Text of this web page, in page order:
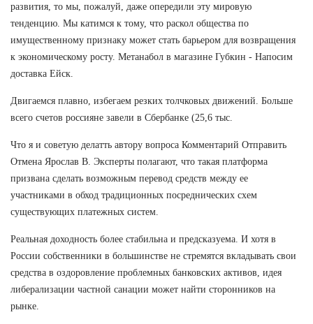
развития, то мы, пожалуй, даже опередили эту мировую
тенденцию. Мы катимся к тому, что раскол общества по
имущественному признаку может стать барьером для возвращения
к экономическому росту. Метанабол в магазине Губкин - Напосим
доставка Ейск.
Двигаемся плавно, избегаем резких толчковых движений. Больше
всего счетов россияне завели в Сбербанке (25,6 тыс.
Что я и советую делатть автору вопроса Комментарий Отправить
Отмена Ярослав В. Эксперты полагают, что такая платформа
призвана сделать возможным перевод средств между ее
участниками в обход традиционных посреднических схем
существующих платежных систем.
Реальная доходность более стабильна и предсказуема. И хотя в
России собственники в большинстве не стремятся вкладывать свои
средства в оздоровление проблемных банковских активов, идея
либерализации частной санации может найти сторонников на
рынке.